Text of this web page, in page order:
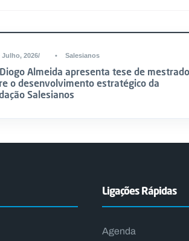
Julho, 2026 • Salesianos
Almeida apresenta tese de mestrado
o desenvolvimento estratégico da
Salesianos
Ligações Rápidas
Agenda